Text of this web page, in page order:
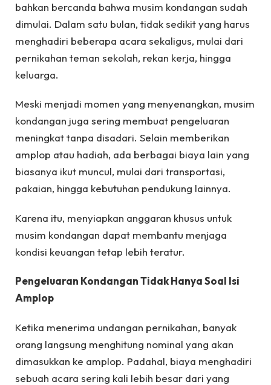
bahkan bercanda bahwa musim kondangan sudah
dimulai. Dalam satu bulan, tidak sedikit yang harus
menghadiri beberapa acara sekaligus, mulai dari
pernikahan teman sekolah, rekan kerja, hingga
keluarga.
Meski menjadi momen yang menyenangkan, musim
kondangan juga sering membuat pengeluaran
meningkat tanpa disadari. Selain memberikan
amplop atau hadiah, ada berbagai biaya lain yang
biasanya ikut muncul, mulai dari transportasi,
pakaian, hingga kebutuhan pendukung lainnya.
Karena itu, menyiapkan anggaran khusus untuk
musim kondangan dapat membantu menjaga
kondisi keuangan tetap lebih teratur.
Pengeluaran Kondangan Tidak Hanya Soal Isi
Amplop
Ketika menerima undangan pernikahan, banyak
orang langsung menghitung nominal yang akan
dimasukkan ke amplop. Padahal, biaya menghadiri
sebuah acara sering kali lebih besar dari yang